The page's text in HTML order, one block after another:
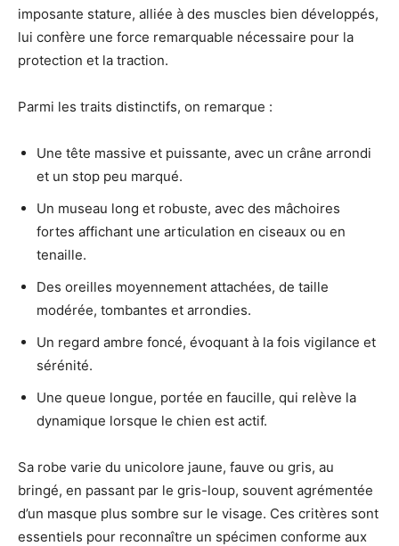
imposante stature, alliée à des muscles bien développés,
lui confère une force remarquable nécessaire pour la
protection et la traction.
Parmi les traits distinctifs, on remarque :
Une tête massive et puissante, avec un crâne arrondi
et un stop peu marqué.
Un museau long et robuste, avec des mâchoires
fortes affichant une articulation en ciseaux ou en
tenaille.
Des oreilles moyennement attachées, de taille
modérée, tombantes et arrondies.
Un regard ambre foncé, évoquant à la fois vigilance et
sérénité.
Une queue longue, portée en faucille, qui relève la
dynamique lorsque le chien est actif.
Sa robe varie du unicolore jaune, fauve ou gris, au
bringé, en passant par le gris-loup, souvent agrémentée
d’un masque plus sombre sur le visage. Ces critères sont
essentiels pour reconnaître un spécimen conforme aux